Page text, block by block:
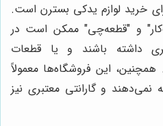
خرید لوازم یدکی بسترن است.
و "قطعه‌چی" ممکن است در
داشته باشند و یا قطعات
همچنین، این فروشگاه‌ها معمولاً
و گارانتی معتبری نیز